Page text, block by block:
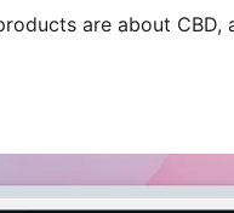
are about CBD,